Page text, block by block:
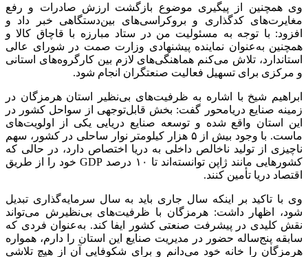
وی همچنین از پیگیری موضوع بازگشت ارزش صادرات و رفع
مغایرت‌های کدگذاری و بروکراسی‌های بین‌دستگاهی خبر داد و
افزود: با توجه به مسئولیت من در ستاد مبارزه با قاچاق کالا و
همچنین به‌عنوان نماینده پیشنهادی وزارت صمت در شورای عالی
استاندارد، تلاش می‌کنم هماهنگی‌های لازم بین کارگروه‌های استانی
و مرکزی برای تسهیل فعالیت صنعتگران انجام شود.
ابراهیم شیخ با اشاره به ظرفیت‌های بی‌نظیر استان هرمزگان در
زمینه صنایعدریامحور
گفت: بخش قابل‌توجهی از سواحل کشور در
این استان واقع شده و توسعه صنایع دریایی یکی از اولویت‌های
ماست. با وجود بیش از ۵ هزار کیلومتر نوار ساحلی در کشور، سهم
ناچیزی از تولید ناخالص داخلی به دریا اختصاص دارد، در حالی که
کشورهایی مانند ژاپن توانسته‌اند تا ۱۰ درصد GDP خود را از طریق
اقتصاد دریا تأمین کنند.
وی با تاکید بر اینکه سال جاری باید به سال سرمایه‌گذاری تبدیل
شود، اظهار داشت: هرمزگان با ظرفیت‌های بی‌نظیرش می‌تواند
نقش کلیدی در پیشرفت صنعتی کشور ایفا کند. به‌عنوان فردی که
سابقه پنج‌ساله حضور در مدیریت صنایع این استان را دارم، همواره
هرمزگان را خانه خود می‌دانم و برای شکوفایی آن از هیچ تلاشی